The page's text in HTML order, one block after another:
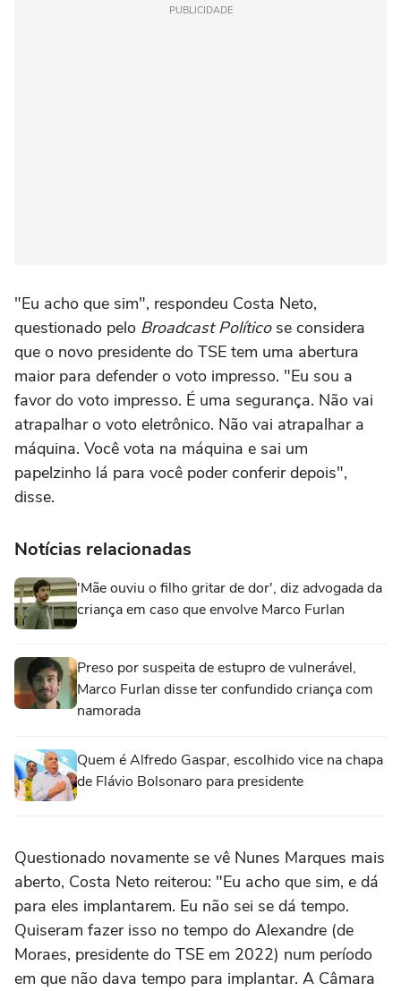
PUBLICIDADE
"Eu acho que sim", respondeu Costa Neto,
questionado pelo Broadcast Políticose considera
que o novo presidente do TSE tem uma abertura
maior para defender o voto impresso. "Eu sou a
favor do voto impresso. É uma segurança. Não vai
atrapalhar o voto eletrônico. Não vai atrapalhar a
máquina. Você vota na máquina e sai um
papelzinho lá para você poder conferir depois",
disse.
Notícias relacionadas
'Mãe ouviu o filho gritar de dor', diz advogada da
criança em caso que envolve Marco Furlan
Preso por suspeita de estupro de vulnerável,
Marco Furlan disse ter confundido criança com
namorada
Quem é Alfredo Gaspar, escolhido vice na chapa
de Flávio Bolsonaro para presidente
Questionado novamente se vê Nunes Marques mais
aberto, Costa Neto reiterou: "Eu acho que sim, e dá
para eles implantarem. Eu não sei se dá tempo.
Quiseram fazer isso no tempo do Alexandre (de
Moraes, presidente do TSE em 2022) num período
em que não dava tempo para implantar. A Câmara